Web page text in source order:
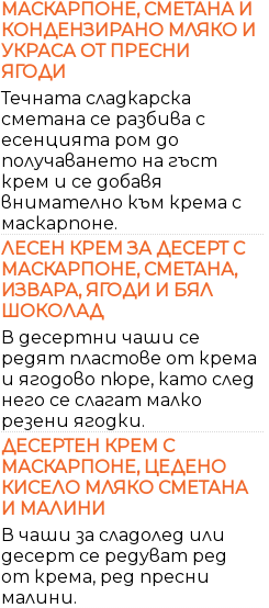
МАСКАРПОНЕ, СМЕТАНА И
КОНДЕНЗИРАНО МЛЯКО И
УКРАСА ОТ ПРЕСНИ
ЯГОДИ
Течната сладкарска
сметана се разбива с
есенцията ром до
получаването на гъст
крем и се добавя
внимателно към крема с
маскарпоне.
ЛЕСЕН КРЕМ ЗА ДЕСЕРТ С
МАСКАРПОНЕ, СМЕТАНА,
ИЗВАРА, ЯГОДИ И БЯЛ
ШОКОЛАД
В десертни чаши се
редят пластове от крема
и ягодово пюре, като след
него се слагат малко
резени ягодки.
ДЕСЕРТЕН КРЕМ С
МАСКАРПОНЕ, ЦЕДЕНО
КИСЕЛО МЛЯКО СМЕТАНА
И МАЛИНИ
В чаши за сладолед или
десерт се редуват ред
от крема, ред пресни
малини.